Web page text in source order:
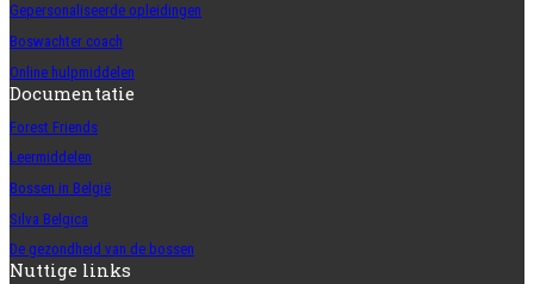
Gepersonaliseerde opleidingen
Boswachter coach
Online hulpmiddelen
Documentatie
Forest Friends
Leermiddelen
Bossen in België
Silva Belgica
De gezondheid van de bossen
Nuttige links